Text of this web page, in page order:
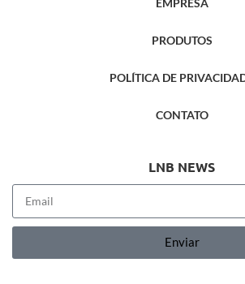
PRODUTOS
POLÍTICA DE
CONTATO
LNB NEWS
Enviar